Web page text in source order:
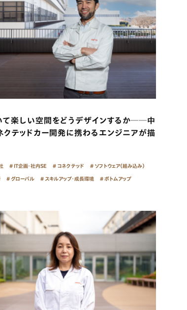
て楽しい空間をどうデザインするか──中
クテッドカー開発に携わるエンジニアが描
IT企画・社内SE コネクテッド ソフトウェア（組み込み）
グローバル スキルアップ・成長環境 ボトムアップ